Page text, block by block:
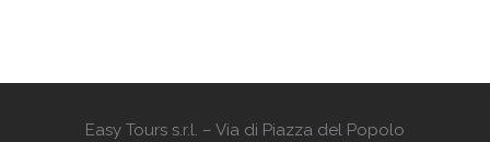
Easy Tours s.r.l. – Via di Piazza del Popolo